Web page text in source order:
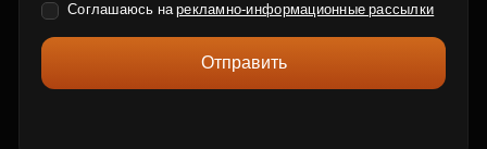
Соглашаюсь нарекламно-информационные рассылки
Отправить